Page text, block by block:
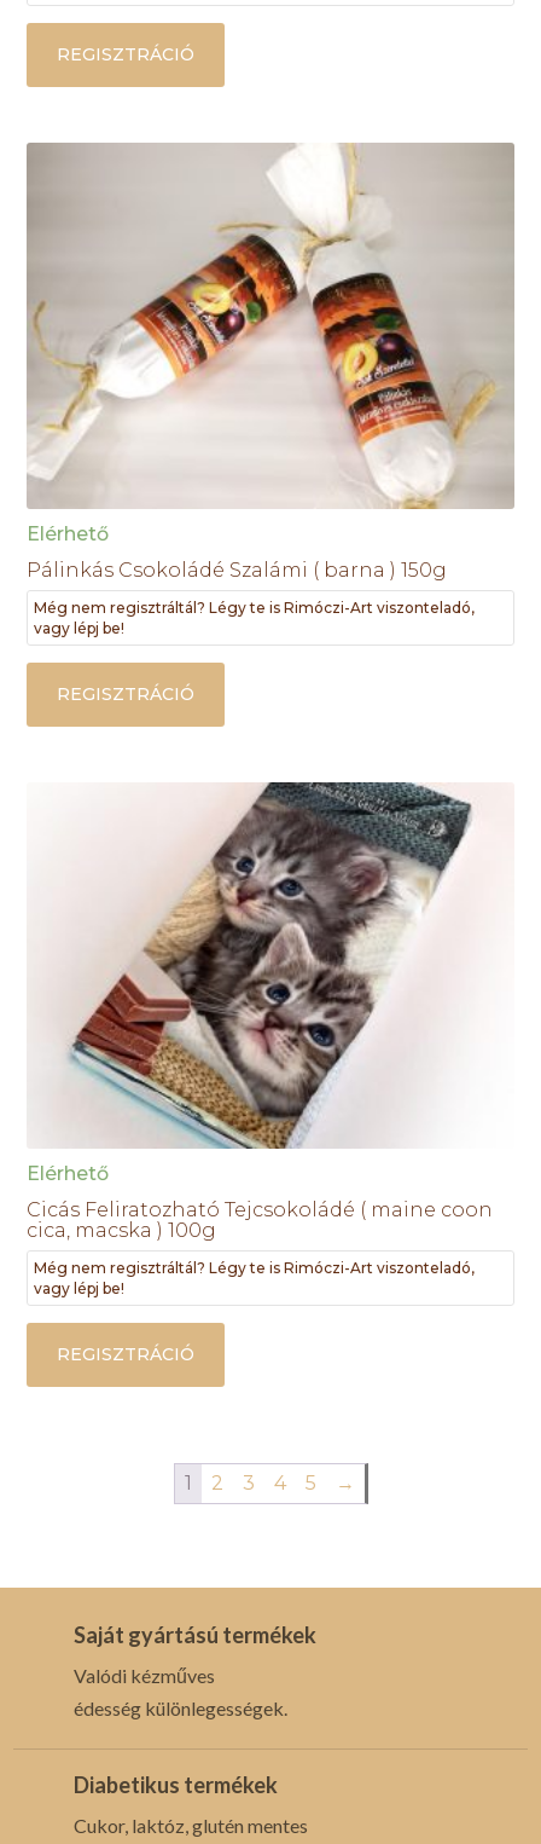
REGISZTRÁCIÓ
Elérhető
Pálinkás Csokoládé Szalámi ( barna ) 150g
Még nem regisztráltál? Légy te is Rimóczi-Art viszonteladó,
vagy lépj be!
REGISZTRÁCIÓ
Elérhető
Cicás Feliratozható Tejcsokoládé ( maine coon
cica, macska ) 100g
Még nem regisztráltál? Légy te is Rimóczi-Art viszonteladó,
vagy lépj be!
REGISZTRÁCIÓ
1 2 3 4 5 →
Saját gyártású termékek
Valódi kézműves
édesség különlegességek.
Diabetikus termékek
Cukor, laktóz, glutén mentes